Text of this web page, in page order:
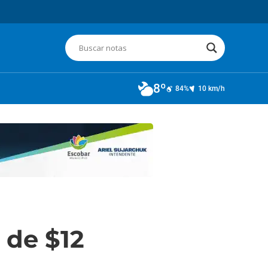
8º 84% 10 km/h
$12